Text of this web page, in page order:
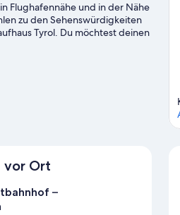
Flughafennähe und in der Nähe
zu den Sehenswürdigkeiten
Tyrol. Du möchtest deinen
aufpeppen? Dann schau
vor Ort
–